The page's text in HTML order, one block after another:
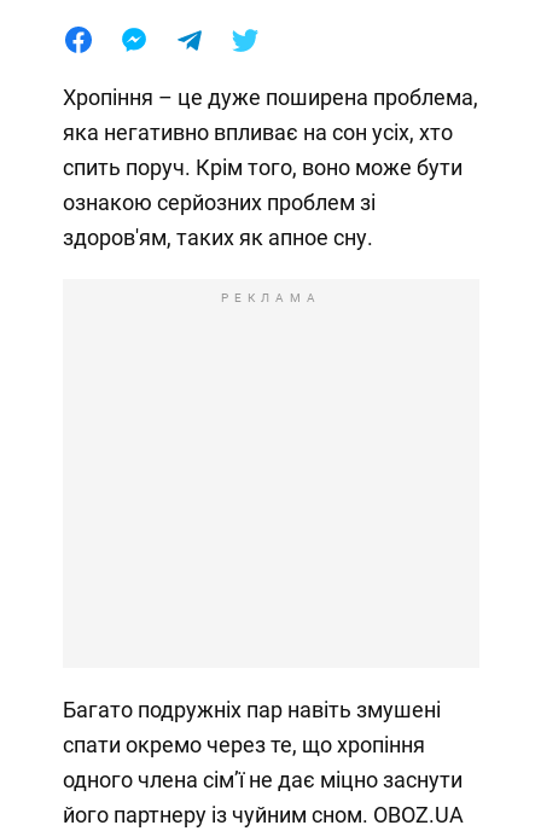
Хропіння – це дуже поширена проблема,
яка негативно впливає на сон усіх, хто
спить поруч. Крім того, воно може бути
ознакою серйозних проблем зі
здоров'ям, таких як апное сну.
РЕКЛАМА
Багато подружніх пар навіть змушені
спати окремо через те, що хропіння
одного члена сімʼї не дає міцно заснути
його партнеру із чуйним сном. OBOZ.UA